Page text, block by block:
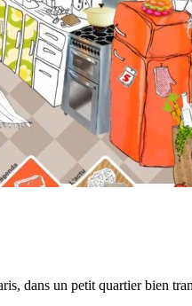
dans un petit quartier bien